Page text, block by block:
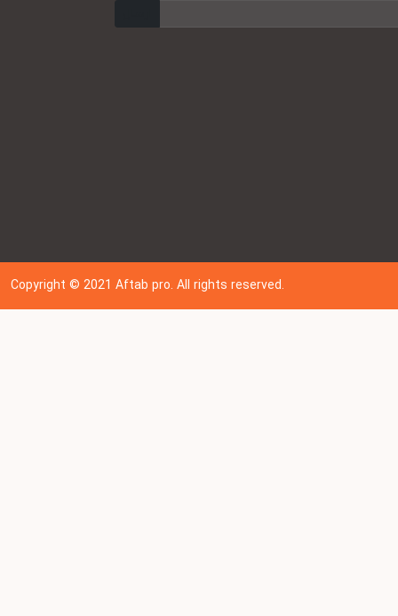
Copyright © 202 1Aftab pro. All rights reserved.